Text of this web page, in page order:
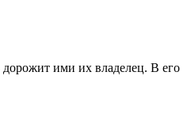
ими их владелец. В его